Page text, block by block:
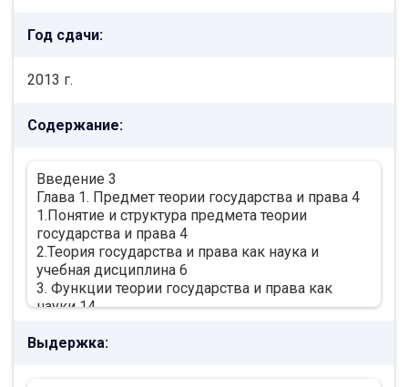
Год сдачи:
2013 г.
Содержание:
Введение 3
Глава 1. Предмет теории государства и права 4
1.Понятие и структура предмета теории
государства и права 4
2.Теория государства и права как наука и
учебная дисциплина 6
3. Функции теории государства и права как
науки 14
системе юридических наук 16
Выдержка: